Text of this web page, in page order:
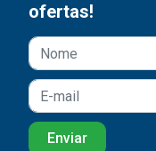
ofertas!